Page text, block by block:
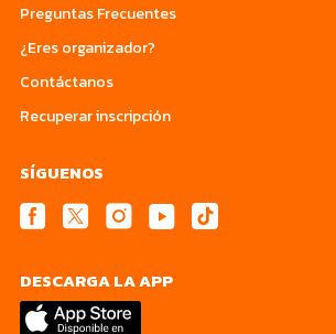
Preguntas Frecuentes
¿Eres organizador?
Contáctanos
Recuperar inscripción
SÍGUENOS
DESCARGA LA APP